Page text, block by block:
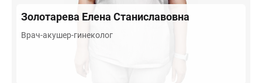
Золотарева Елена Станиславовна
Врач-акушер-гинеколог